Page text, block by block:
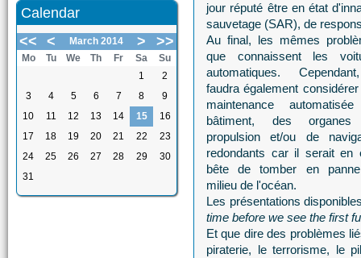
Calendar
<<
< March 2014 > >>
Mo Tu We Th Fr Sa
Su
1
2
3
4 5 6 7 8
9
10
11 12 13 14 15
16
17
18 19 20 21 22
23
24
25 26 27 28 29
30
31
jour réputé être en état
sauvetage (SAR), de
Au final, les mêmes
que connaissent les
automatiques.
faudra également
maintenance
bâtiment, des
propulsion et/ou de
redondants car il serait en
bête de tomber en
milieu de l'océan.
Les présentations
time before we see the first
Et que dire des problèmes
piraterie, le terrorisme, le